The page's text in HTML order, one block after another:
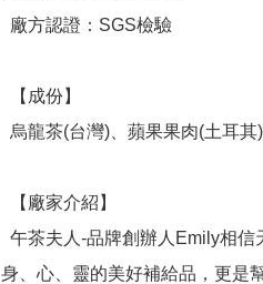
身、心、靈的美好補給品，更是